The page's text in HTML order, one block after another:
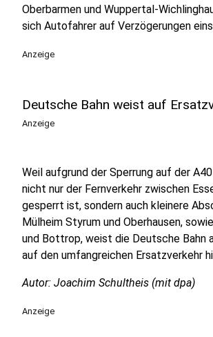
Oberbarmen und Wuppertal-
sich Autofahrer auf Verzögerungen
Anzeige
Deutsche Bahn weist auf
Anzeige
Weil aufgrund der Sperrung auf der
nicht nur der Fernverkehr zwischen
gesperrt ist, sondern auch kleinere
Mülheim Styrum und Oberhausen,
und Bottrop, weist die Deutsche Bahn
auf den umfangreichen Ersatzverkehr
Autor: Joachim Schultheis (mit dpa)
Anzeige